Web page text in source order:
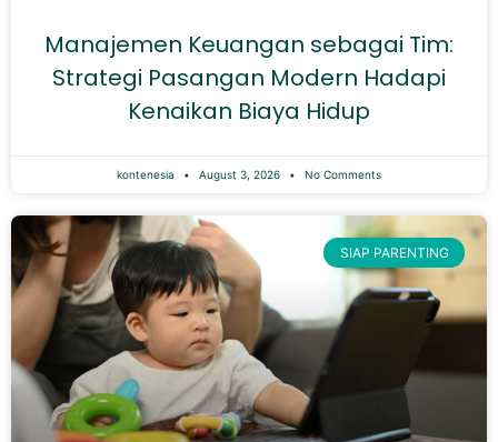
Manajemen Keuangan sebagai Tim:
Strategi Pasangan Modern Hadapi
Kenaikan Biaya Hidup
kontenesia August 3, 2026 No Comments
SIAP PARENTING